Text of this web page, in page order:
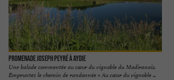
Promenade Joseph Peyré à Aydie
Une balade commentée au cœur du vignoble du Madiranais.
Empruntez le chemin de randonnée « Au cœur du vignoble ...